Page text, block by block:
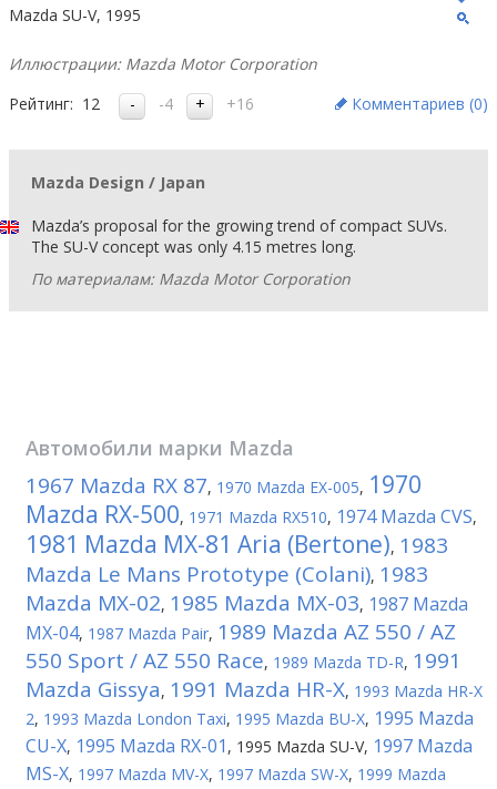
Mazda SU-V, 1995
Иллюстрации: Mazda Motor Corporation
Рейтинг: 12 -4 +16 Комментариев (0)
Mazda Design / Japan
Mazda’s proposal for the growing trend of compact SUVs.
The SU-V concept was only 4.15 metres long.
По материалам: Mazda Motor Corporation
Автомобили марки Mazda
1967 Mazda RX 87, 1970 Mazda EX-005, 1970
Mazda RX-500, 1971 Mazda RX510, 1974 Mazda CVS,
1981 Mazda MX-81 Aria (Bertone), 1983
Mazda Le Mans Prototype (Colani), 1983
Mazda MX-02, 1985 Mazda MX-03, 1987 Mazda
MX-04, 1987 Mazda Pair, 1989 Mazda AZ 550 / AZ
550 Sport / AZ 550 Race, 1989 Mazda TD-R, 1991
Mazda Gissya, 1991 Mazda HR-X, 1993 Mazda HR-X
2, 1993 Mazda London Taxi, 1995 Mazda BU-X, 1995 Mazda
CU-X, 1995 Mazda RX-01 , 1995 Mazda SU-V, 1997 Mazda
MS-X, 1997 Mazda MV-X, 1997 Mazda SW-X, 1999 Mazda